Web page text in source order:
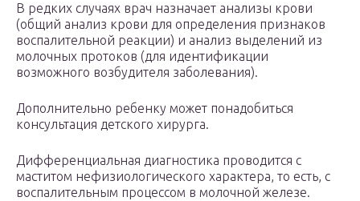
В редких случаях врач назначает анализы крови
(общий анализ крови для определения признаков
воспалительной реакции) и анализ выделений из
молочных протоков (для идентификации
возможного возбудителя заболевания).
Дополнительно ребенку может понадобиться
консультация детского хирурга.
Дифференциальная диагностика проводится с
маститом нефизиологического характера, то есть, с
воспалительным процессом в молочной железе.